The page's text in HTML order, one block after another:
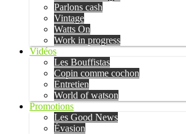
Parlons cash
Vintage
Watts On
Work in progress
Vidéos
Les Bouffistas
Copin comme cochon
Entretien
World of watson
Promotions
Les Good News
Évasion